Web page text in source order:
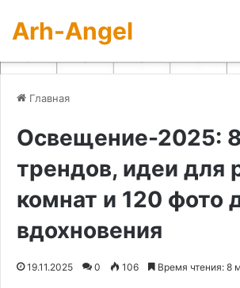
Arh-Angel
Главная
Освещение-2025:
трендов, идеи для
комнат и 120 фото
вдохновения
19.11.2025 0 106 Время чтения: 8